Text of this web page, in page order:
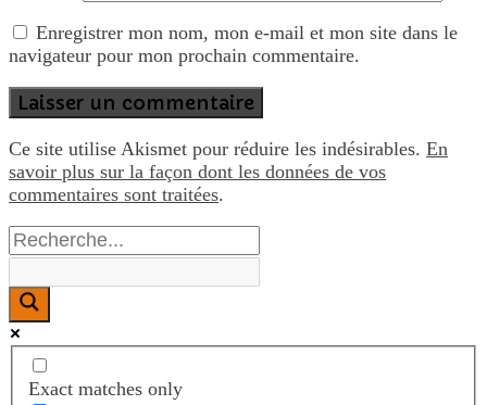
Enregistrer mon nom, mon e-mail et mon site dans le
navigateur pour mon prochain commentaire.
Ce site utilise Akismet pour réduire les indésirables. En
savoir plus sur la façon dont les données de vos
commentaires sont traitées.
Exact matches only